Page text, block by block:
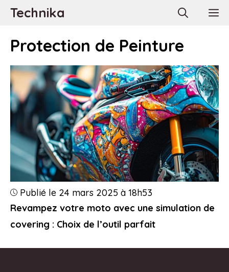
AllerTechnika
Protection de Peinture
Revampez votre moto avec une simulation de
covering : Choix de l’outil parfait
Publié le 24 mars 2025 à 18h53